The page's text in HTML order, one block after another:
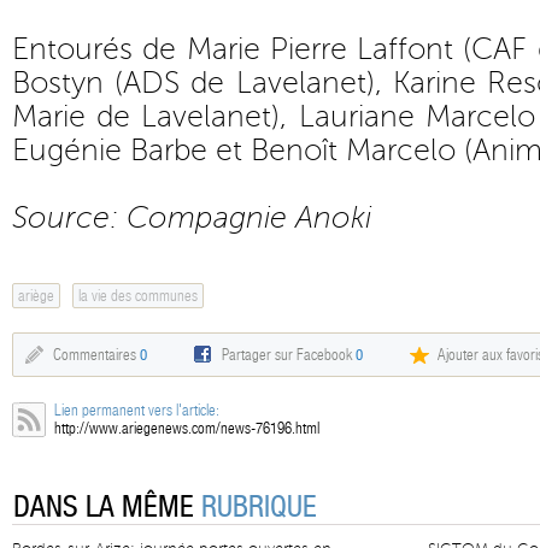
Entourés de Marie Pierre Laffont
Bostyn (ADS de Lavelanet), Karine
Marie de Lavelanet), Lauriane
Eugénie Barbe et Benoît Marcelo
Source: Compagnie Anoki
ariège la vie des communes
Commentaires 0 Partager sur Facebook0 Ajouter aux
Lien permanent vers l'article:
http://www.ariegenews.com/news-76196.html
DANS LA MÊME RUBRIQUE